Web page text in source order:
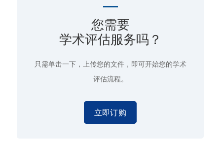
您需要
学术评估服务吗？
只需单击一下，上传您的文件，即可开始您的学术
评估流程。
立即订购